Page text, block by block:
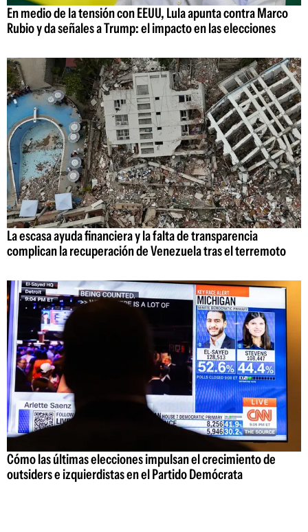
En medio de la tensión con EEUU, Lula apunta contra Marco
Rubio y da señales a Trump: el impacto en las elecciones
La escasa ayuda financiera y la falta de transparencia
complican la recuperación de Venezuela tras el terremoto
Cómo las últimas elecciones impulsan el crecimiento de
outsiders e izquierdistas en el Partido Demócrata